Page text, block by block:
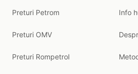
Preturi Petrom
Preturi OMV
Preturi Rompetrol
Info